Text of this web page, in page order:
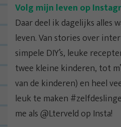
Volg mijn leven op
Daar deel ik dagelijks alles
leven. Van stories over
simpele DIY’s, leuke
twee kleine kinderen, tot
van de kinderen) en heel
leuk te maken
me als @Lterveld op Insta!